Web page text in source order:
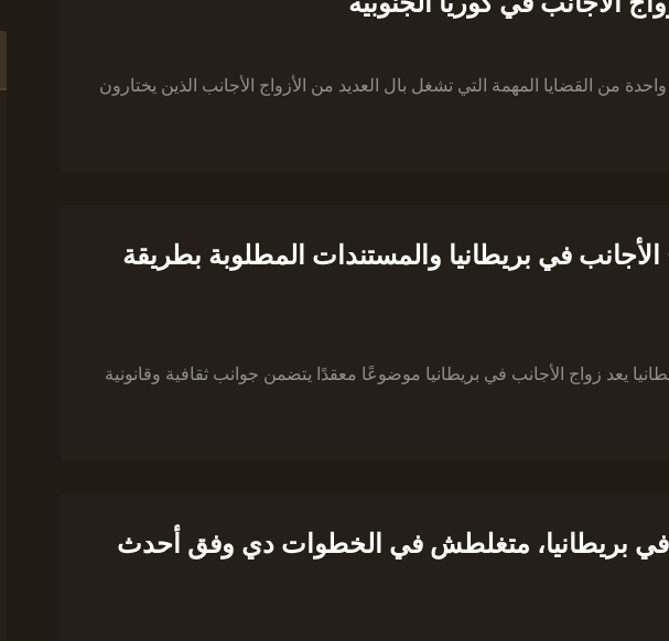
من القضايا المهمة التي تشغل بال العديد من الأزواج الأجانب الذين يختارون
في بريطانيا والمستندات المطلوبة بطريقة
يعد زواج الأجانب في بريطانيا موضوعًا معقدًا يتضمن جوانب ثقافية وقانونية
في بريطانيا، متغلطش في الخطوات دي وفق أحدث